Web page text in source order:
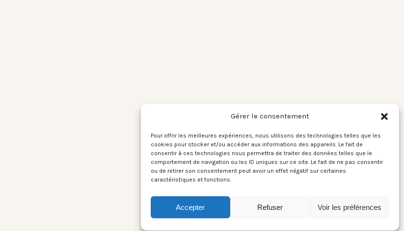
Gérer le consentement
Pour offrir les meilleures expériences, nous utilisons des technologies telles que les
cookies pour stocker et/ou accéder aux informations des appareils. Le fait de
consentir à ces technologies nous permettra de traiter des données telles que le
comportement de navigation ou les ID uniques sur ce site. Le fait de ne pas consentir
ou de retirer son consentement peut avoir un effet négatif sur certaines
caractéristiques et fonctions.
Accepter Refuser Voir les préférences